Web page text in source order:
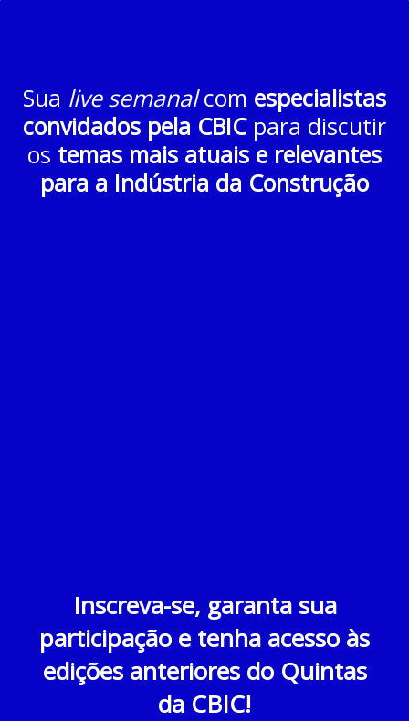
Sua live semanalcom especialistas
convidados pela CBICpara discutir
os temas mais atuais e relevantes
para a Indústria da Construção
Inscreva-se, garanta sua
participação e tenha acesso às
edições anteriores do Quintas
da CBIC!